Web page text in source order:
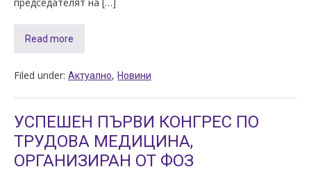
председателят на […]
Read more
Filed under: Актуално, Новини
УСПЕШЕН ПЪРВИ КОНГРЕС ПО
ТРУДОВА МЕДИЦИНА,
ОРГАНИЗИРАН ОТ ФОЗ